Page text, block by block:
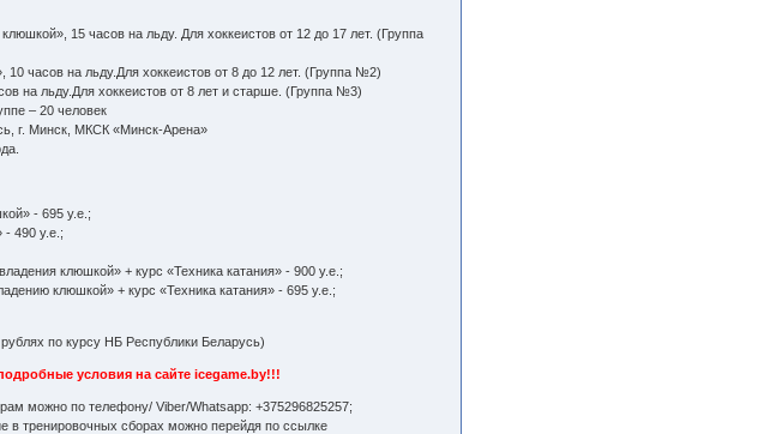
15 часов на льду. Для хоккеистов от 12 до 17 лет. (Группа
часов на льду.Для хоккеистов от 8 до 12 лет. (Группа №2)
на льду.Для хоккеистов от 8 лет и старше. (Группа №3)
– 20 человек
г. Минск, МКСК «Минск-Арена»
- 695 у.е.;
- 490 у.е.;
клюшкой» + курс «Техника катания» - 900 у.е.;
клюшкой» + курс «Техника катания» - 695 у.е.;
по курсу НБ Республики Беларусь)
условия на сайте icegame.by!!!
можно по телефону/ Viber/Whatsapp: +375296825257;
в тренировочных сборах можно перейдя по ссылке